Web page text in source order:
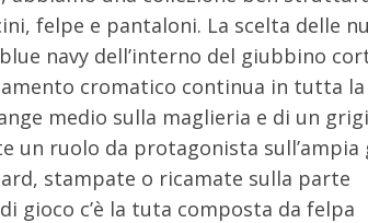
felpe e pantaloni. La scelta delle
navy dell’interno del giubbino
cromatico continua in tutta la
medio sulla maglieria e di un
un ruolo da protagonista sull’ampia
stampate o ricamate sulla parte
gioco c’è la tuta composta da felpa